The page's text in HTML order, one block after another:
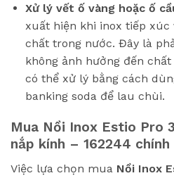
Xử lý vết ố vàng hoặc ố
xuất hiện khi inox tiếp xúc
chất trong nước. Đây là
không ảnh hưởng đến
có thể xử lý bằng cách
banking soda để lau chùi.
Mua Nồi Inox Estio Pro
nắp kính – 162244 chính
Việc lựa chọn mua Nồi Inox